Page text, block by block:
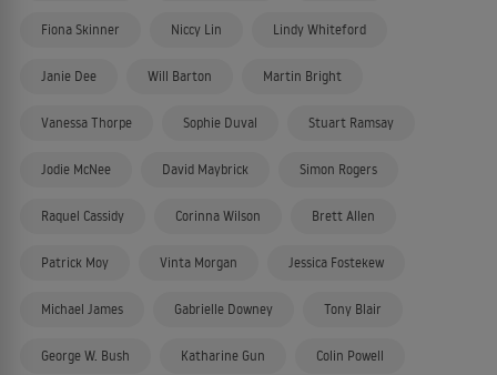
Fiona Skinner Niccy Lin Lindy Whiteford
Janie Dee Will Barton Martin Bright
Vanessa Thorpe Sophie Duval Stuart Ramsay
Jodie McNee David Maybrick Simon Rogers
Raquel Cassidy Corinna Wilson Brett Allen
Patrick Moy Vinta Morgan Jessica Fostekew
Michael James Gabrielle Downey Tony Blair
George W. Bush Katharine Gun Colin Powell